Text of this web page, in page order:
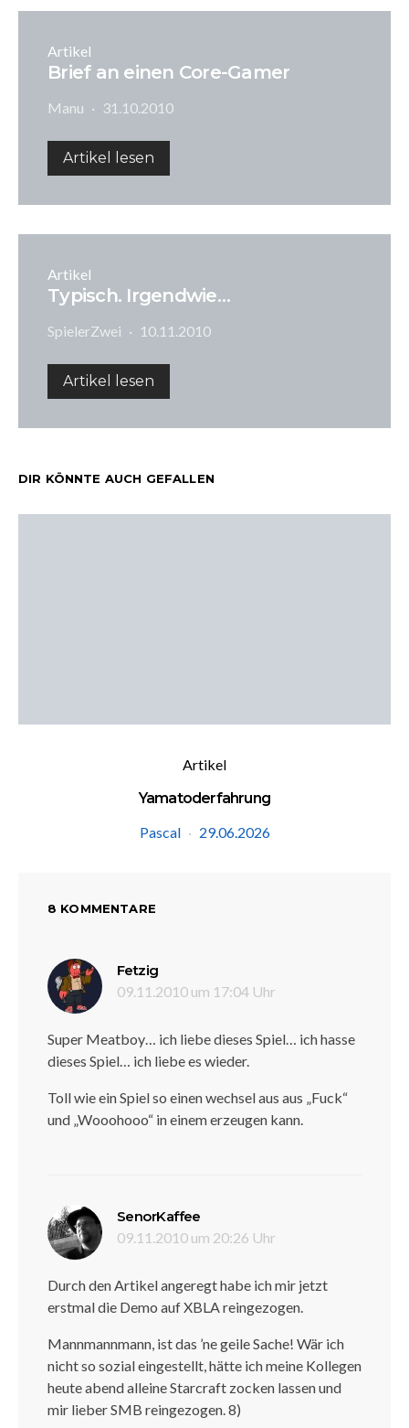
Artikel
Brief an einen Core-Gamer
Manu 31.10.2010
Artikel lesen
Artikel
Typisch. Irgendwie…
SpielerZwei 10.11.2010
Artikel lesen
DIR KÖNNTE AUCH GEFALLEN
Artikel
Yamatoderfahrung
Pascal
29.06.2026
8 KOMMENTARE
Fetzig
09.11.2010 um 17:04 Uhr
Super Meatboy… ich liebe dieses Spiel… ich hasse
dieses Spiel… ich liebe es wieder.
Toll wie ein Spiel so einen wechsel aus aus „Fuck“
und „Wooohooo“ in einem erzeugen kann.
SenorKaffee
09.11.2010 um 20:26 Uhr
Durch den Artikel angeregt habe ich mir jetzt
erstmal die Demo auf XBLA reingezogen.
Mannmannmann, ist das ’ne geile Sache! Wär ich
nicht so sozial eingestellt, hätte ich meine Kollegen
heute abend alleine Starcraft zocken lassen und
mir lieber SMB reingezogen. 8)